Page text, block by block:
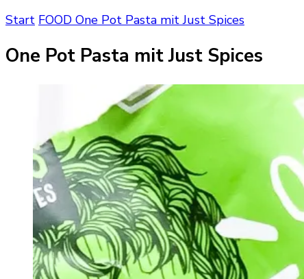
Start FOOD One Pot Pasta mit Just Spices
One Pot Pasta mit Just Spices